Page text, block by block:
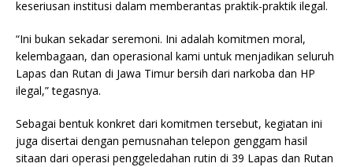
keseriusan institusi dalam memberantas praktik-praktik ilegal.
“Ini bukan sekadar seremoni. Ini adalah komitmen moral,
kelembagaan, dan operasional kami untuk menjadikan seluruh
Lapas dan Rutan di Jawa Timur bersih dari narkoba dan HP
ilegal,” tegasnya.
Sebagai bentuk konkret dari komitmen tersebut, kegiatan ini
juga disertai dengan pemusnahan telepon genggam hasil
sitaan dari operasi penggeledahan rutin di 39 Lapas dan Rutan